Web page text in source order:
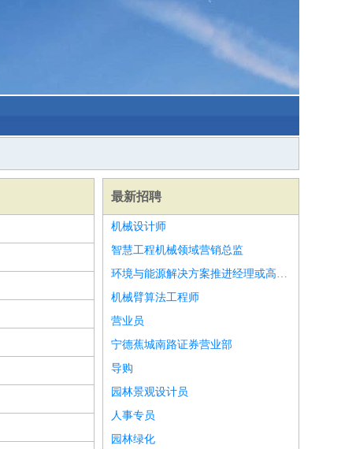
最新招聘
机械设计师
智慧工程机械领域营销总监
环境与能源解决方案推进经理或高级经理
机械臂算法工程师
营业员
宁德蕉城南路证券营业部
导购
园林景观设计员
人事专员
园林绿化